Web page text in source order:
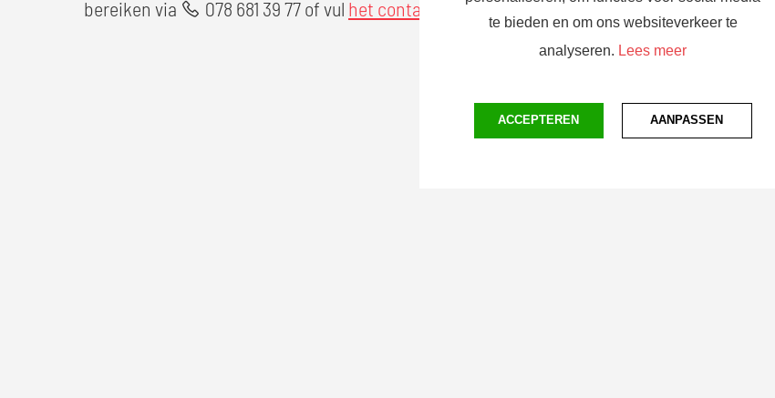
te bieden en om ons websiteverkeer te
analyseren. Lees meer
ACCEPTEREN AANPASSEN
bereiken via
078 681 39 77of vul het contactformulierin. Dan nemen zij zo snel mogelijk